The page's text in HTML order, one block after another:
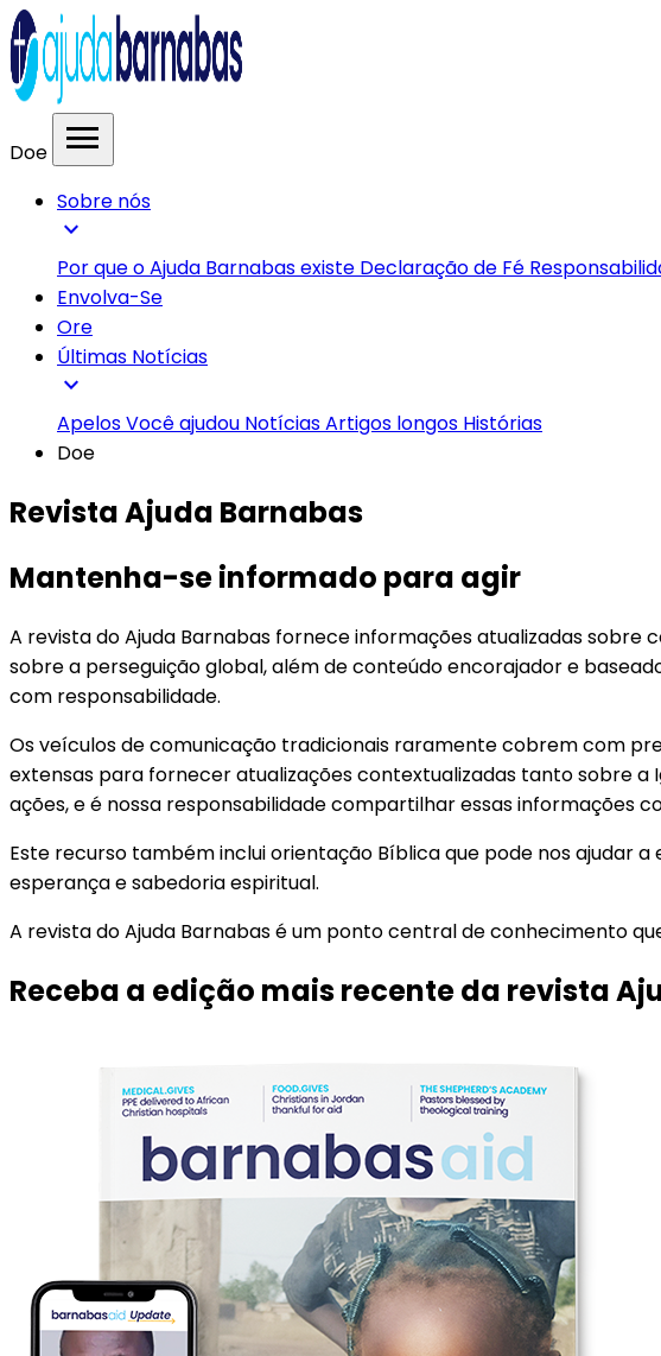
Doe menu
Sobre nós
expand_more
Por que o Ajuda Barnabas existe Declaração de Fé
Envolva-Se
Ore
Últimas Notícias
expand_more
ApelosVocê ajudou NotíciasArtigos longos Histórias
Doe
Revista Ajuda Barnabas
Mantenha-se informado para agir
A revista do Ajuda Barnabas fornece informações atualizadas sobre
sobre a perseguição global, além de conteúdo encorajador e
com responsabilidade.
Os veículos de comunicação tradicionais raramente cobrem com
extensas para fornecer atualizações contextualizadas tanto sobre a
ações, e é nossa responsabilidade compartilhar essas informações
Este recurso também inclui orientação Bíblica que pode nos ajudar
esperança e sabedoria espiritual.
A revista do Ajuda Barnabas é um ponto central de conhecimento
Receba a edição mais recente da revista